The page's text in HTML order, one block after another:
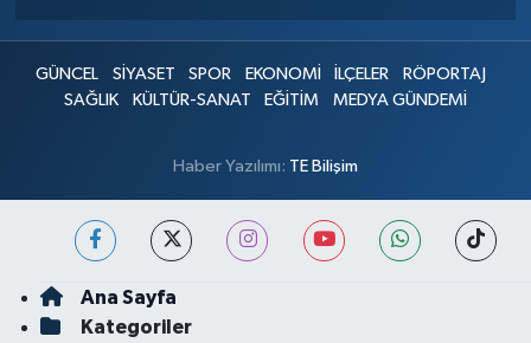
GÜNCEL SİYASET SPOR EKONOMİ İLÇELER
RÖPORTAJ
SAĞLIK
KÜLTÜR-SANAT EĞİTİM MEDYA GÜNDEMİ
Haber Yazılımı: TE Bilişim
Ana Sayfa
Kategoriler